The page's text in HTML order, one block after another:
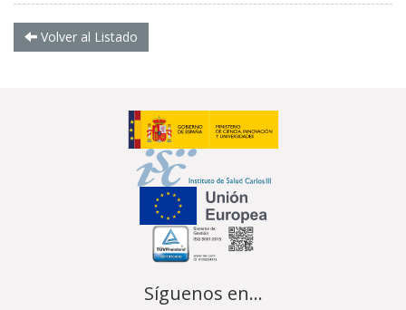
Volver al Listado
Síguenos en...